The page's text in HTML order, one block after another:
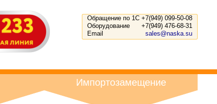
Обращение по 1С +7(949) 099-50-08
Оборудование
+7(949) 476-68-31
Email
sales@naska.su
Импортозамещение